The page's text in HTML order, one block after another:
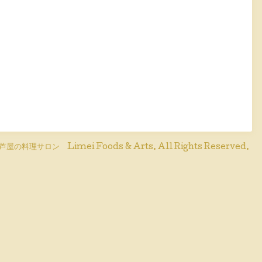
屋の料理サロン Limei Foods & Arts. All Rights Reserved.